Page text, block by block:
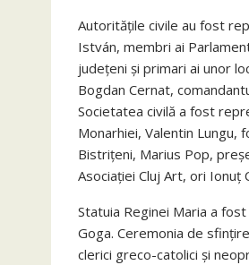
Autoritățile civile au fost
István, membri ai
județeni și primari ai unor
Bogdan Cernat,
Societatea civilă a fost
Monarhiei, Valentin Lungu,
Bistrițeni, Marius Pop,
Asociației Cluj Art, ori Ionuț
Statuia Reginei Maria a
Goga. Ceremonia de
clerici greco-catolici și